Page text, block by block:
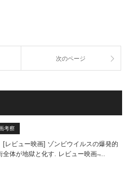
次のページ
考察
[レビュー映画] ゾンビウイルスの爆発的
全体が地獄と化す. レビュー映画 ̶…